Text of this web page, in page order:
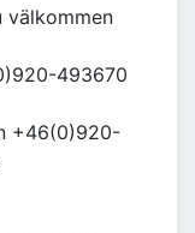
välkommen
493670
+46(0)920-